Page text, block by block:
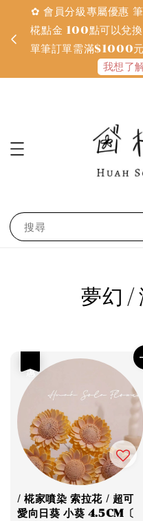
✿ 會員分級專屬優惠
椛點金 100點可以兌
單筆訂單需滿$1000元
我想了
搜尋
夢幻 /
/ 椛家噴染 索拉花 / 超可
愛向日葵 小葵 4.5CM〔